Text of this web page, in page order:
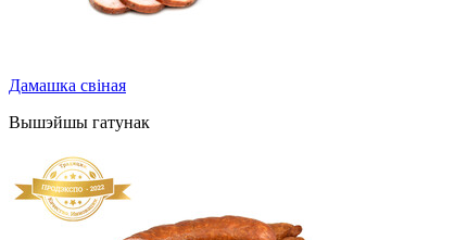
Дамашка свіная
Вышэйшы гатунак